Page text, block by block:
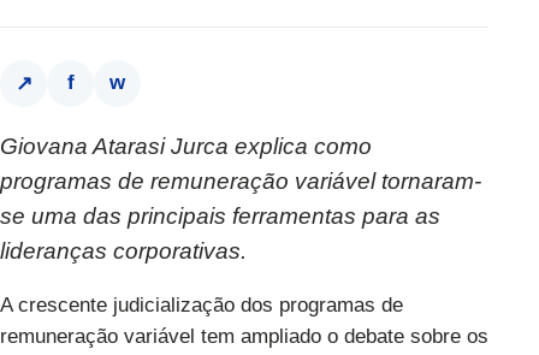
↗ f w
Giovana Atarasi Jurca explica como
programas de remuneração variável tornaram-
se uma das principais ferramentas para as
lideranças corporativas.
A crescente judicialização dos programas de
remuneração variável tem ampliado o debate sobre os